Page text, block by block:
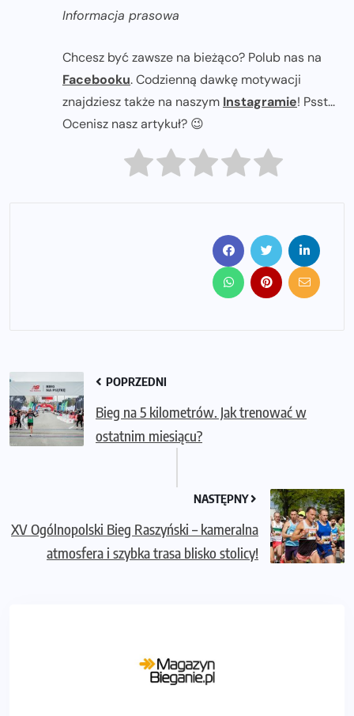
Informacja prasowa
Chcesz być zawsze na bieżąco? Polub nas na
Facebooku. Codzienną dawkę motywacji
znajdziesz także na naszym Instagramie! Psst...
Ocenisz nasz artykuł? 😉
POPRZEDNI
Bieg na 5 kilometrów. Jak trenować w
ostatnim miesiącu?
NASTĘPNY
XV Ogólnopolski Bieg Raszyński – kameralna
atmosfera i szybka trasa blisko stolicy!